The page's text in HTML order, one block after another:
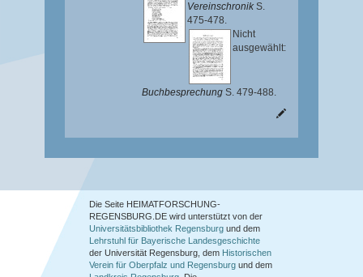
Vereinschronik S.
475-478.
Nicht
ausgewählt:
Buchbesprechung S. 479-488.
Die Seite HEIMATFORSCHUNG-
REGENSBURG.DE wird unterstützt von der
Universitätsbibliothek Regensburg und dem
Lehrstuhl für Bayerische Landesgeschichte
der Universität Regensburg, dem Historischen
Verein für Oberpfalz und Regensburg und dem